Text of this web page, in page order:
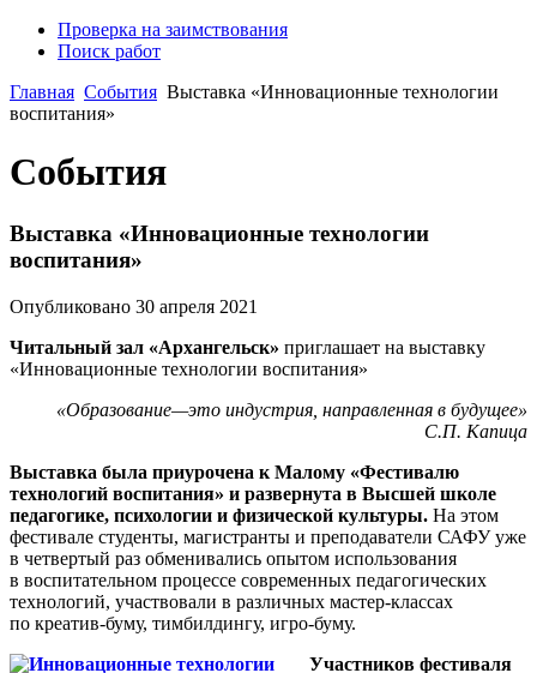
Проверка на заимствования
Поиск работ
Главная События Выставка «Инновационные технологии
воспитания»
События
Выставка «Инновационные технологии
воспитания»
Опубликовано 30 апреля 2021
Читальный зал «Архангельск» приглашает на выставку
«Инновационные технологии воспитания»
«Образование—это индустрия, направленная в будущее»
С.П. Капица
Выставка была приурочена к Малому «Фестивалю
технологий воспитания» и развернута в Высшей школе
педагогике, психологии и физической культуры. На этом
фестивале студенты, магистранты и преподаватели САФУ уже
в четвертый раз обменивались опытом использования
в воспитательном процессе современных педагогических
технологий, участвовали в различных мастер-классах
по креатив-буму, тимбилдингу, игро-буму.
Участников фестиваля